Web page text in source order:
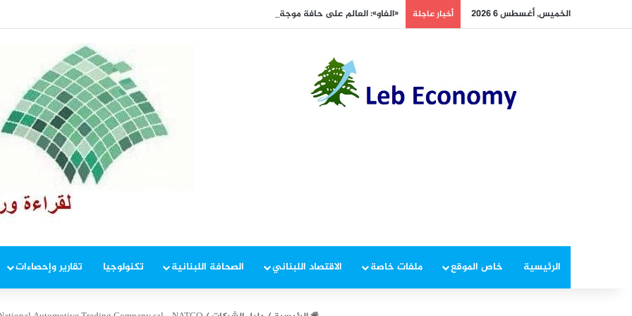
الخميس, أغسطس 6 2026 أخبار عاجلة «الفاو»: العالم على حافة موجة جديدة من ارتفاع أسعار الغذاء
الرئيسية خاص الموقع ملفات خاصة الاقتصاد اللبناني الصحافة اللبنانية تكنولوجيا تقارير وإحصاءات